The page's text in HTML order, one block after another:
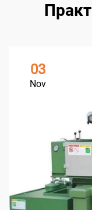
03
Nov